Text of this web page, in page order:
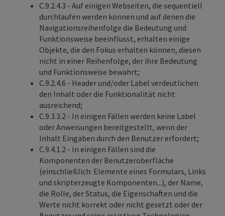
C.9.2.4.3 - Auf einigen Webseiten, die sequentiell
durchlaufen werden können und auf denen die
Navigationsreihenfolge die Bedeutung und
Funktionsweise beeinflusst, erhalten einige
Objekte, die den Fokus erhalten können, diesen
nicht in einer Reihenfolge, der ihre Bedeutung
und Funktionsweise bewahrt;
C.9.2.4.6 - Header und/oder Label verdeutlichen
den Inhalt oder die Funktionalität nicht
ausreichend;
C.9.3.3.2 - In einigen Fällen werden keine Label
oder Anweisungen bereitgestellt, wenn der
Inhalt Eingaben durch den Benutzer erfordert;
C.9.4.1.2 - In einigen Fällen sind die
Komponenten der Benutzeroberfläche
(einschließlich: Elemente eines Formulars, Links
und skripterzeugte Komponenten...), der Name,
die Rolle, der Status, die Eigenschaften und die
Werte nicht korrekt oder nicht gesetzt oder der